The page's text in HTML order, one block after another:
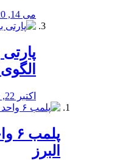
می 14, 2020
اکتبر 22, 2019
البرز